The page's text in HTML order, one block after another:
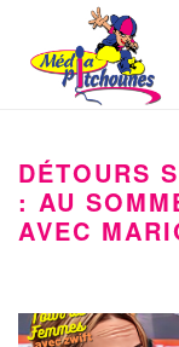
DÉTOURS
: AU
AVEC